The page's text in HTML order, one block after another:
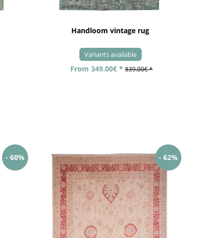
Handloom vintage rug
Variants available
From 349.00€ * 839.00€ *
- 60% - 62%